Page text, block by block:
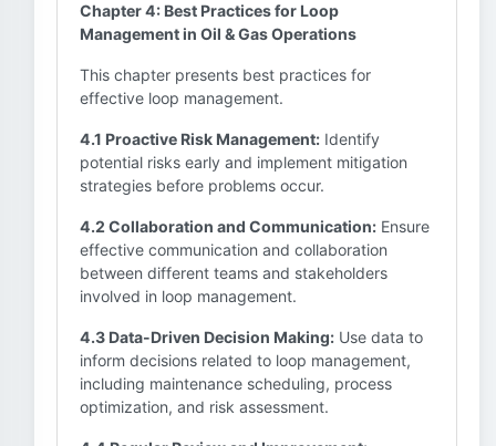
Chapter 4: Best Practices for Loop
Management in Oil & Gas Operations
This chapter presents best practices for
effective loop management.
4.1 Proactive Risk Management: Identify
potential risks early and implement mitigation
strategies before problems occur.
4.2 Collaboration and Communication: Ensure
effective communication and collaboration
between different teams and stakeholders
involved in loop management.
4.3 Data-Driven Decision Making: Use data to
inform decisions related to loop management,
including maintenance scheduling, process
optimization, and risk assessment.